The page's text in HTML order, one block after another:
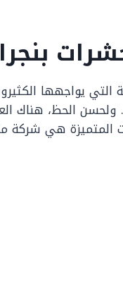
يواجهها
ولحسن الحظ، هناك
هي شركة